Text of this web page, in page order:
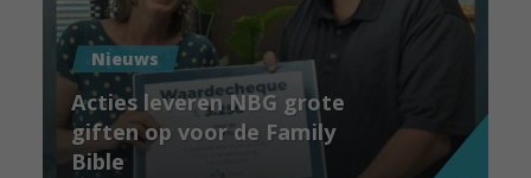
Nieuws
Acties leveren NBG grote
giften op voor de Family
Bible